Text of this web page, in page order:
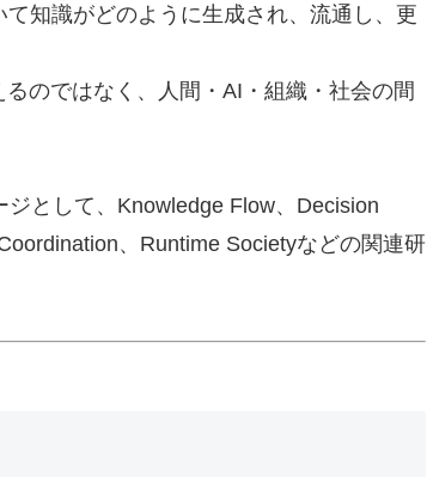
知識がどのように生成され、流通し、更
のではなく、人間・AI・組織・社会の間
として、Knowledge Flow、Decision
、Runtime Societyなどの関連研